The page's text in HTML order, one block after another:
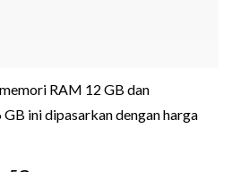
RAM 12 GB dan
ini dipasarkan dengan harga